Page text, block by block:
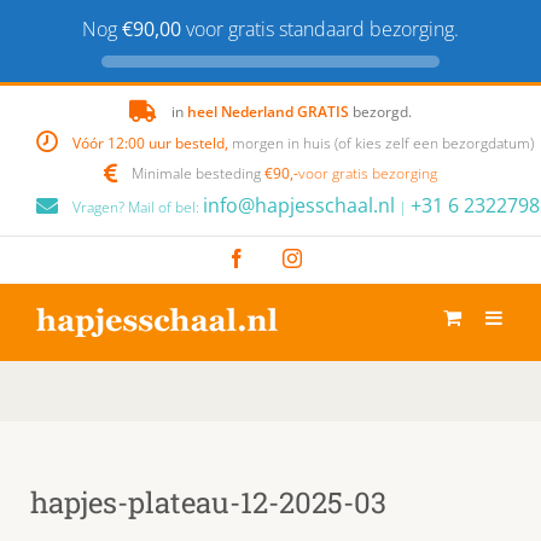
Nog€90,00voor gratis standaard bezorging.
content
in heel Nederland GRATIS bezorgd.
Vóór 12:00 uur besteld, morgen in huis (of kies zelf een bezorgdatum)
Minimale besteding€90,-voor gratis bezorging
Vragen? Mail of bel: info@hapjesschaal.nl | +31 6
FacebookInstagram
hapjes-plateau-12-2025-03